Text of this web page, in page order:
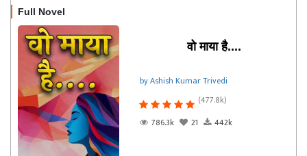
Full Novel
वो माया है....
by Ashish Kumar Trivedi
(477.8k)
786.3k
21 442k